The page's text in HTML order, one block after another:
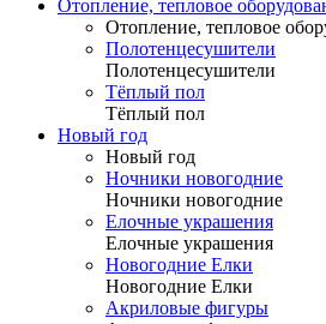
Отопление, тепловое
Отопление, тепловое
Полотенцесушители
Полотенцесушители
Тёплый пол
Тёплый пол
Новый год
Новый год
Ночники новогодние
Ночники новогодние
Елочные украшения
Елочные украшения
Новогодние Елки
Новогодние Елки
Акриловые фигуры